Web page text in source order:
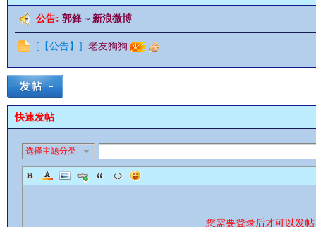
公告: 郭鋒 ~ 新浪微博
[ 【公告】 ] 老友狗狗
快速发帖
选择主题分类
您需要登录后才可以发